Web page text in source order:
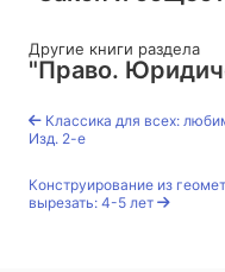
Другие книги раздела
"Право.
Классика для всех:
Изд. 2-е
Конструирование из
вырезать: 4-5 лет